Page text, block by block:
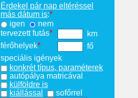
Érdekel pár nap eltéréssel
más dátum is:*
igen
nem
tervezett futás*
km
férőhelyek*
fő
speciális igények
konkrét típus, paraméterek
autópálya matricával
külföldre is
kiállással
sofőrrel